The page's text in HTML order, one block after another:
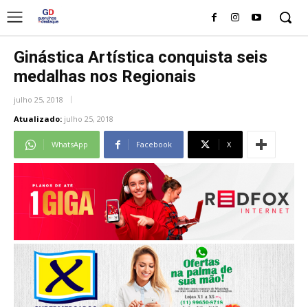
Ginástica Artística conquista seis
medalhas nos Regionais
julho 25, 2018
Atualizado: julho 25, 2018
WhatsApp Facebook X